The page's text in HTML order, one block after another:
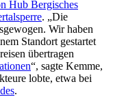
Hub Bergisches
. „Die
Wir haben
Standort gestartet
übertragen
“, sagte Kemme,
lobte, etwa bei
.